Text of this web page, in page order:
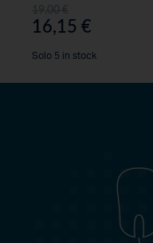
16,15 €
Solo 5 in stock